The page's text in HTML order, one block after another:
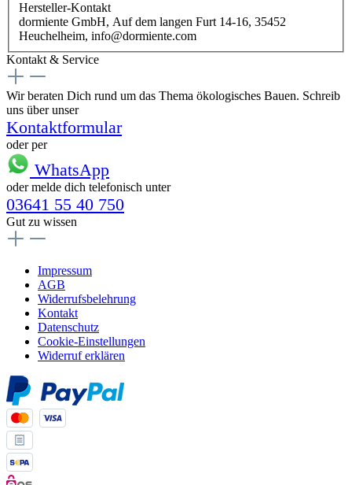
Hersteller-Kontakt
dormiente GmbH, Auf dem langen Furt 14-16, 35452
Heuchelheim, info@dormiente.com
Kontakt & Service
Wir beraten Dich rund um das Thema ökologisches Bauen. Schreib
uns über unser
Kontaktformular
oder per
WhatsApp
oder melde dich telefonisch unter
03641 55 40 750
Gut zu wissen
Impressum
AGB
Widerrufsbelehrung
Kontakt
Datenschutz
Cookie-Einstellungen
Widerruf erklären